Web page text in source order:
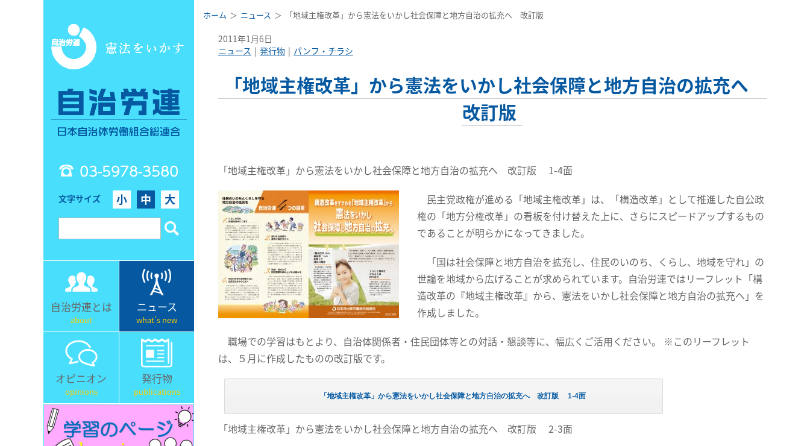
03-5978-3580
文字サイズ 小 中 大
自治労連とは
about
ニュース
what's new
オピニオン
opinions
発行物
publications
ホーム ニュース 「地域主権改革」から憲法をいかし社会保障と地方自治の拡充へ 改訂版
2011年1月6日
ニュース
発行物 パンフ・チラシ
「地域主権改革」から憲法をいかし社会保障と地方自治の拡充へ
改訂版
「地域主権改革」から憲法をいかし社会保障と地方自治の拡充へ 改訂版 1-4面
民主党政権が進める「地域主権改革」は、「構造改革」として推進した自公政
権の「地方分権改革」の看板を付け替えた上に、さらにスピードアップするもの
であることが明らかになってきました。
「国は社会保障と地方自治を拡充し、住民のいのち、くらし、地域を守れ」の
世論を地域から広げることが求められています。自治労連ではリーフレット「構
造改革の『地域主権改革』から、憲法をいかし社会保障と地方自治の拡充へ」を
作成しました。
職場での学習はもとより、自治体関係者・住民団体等との対話・懇談等に、幅広くご活用ください。 ※このリーフレット
は、５月に作成したものの改訂版です。
「地域主権改革」から憲法をいかし社会保障と地方自治の拡充へ 改訂版 1-4面
「地域主権改革」から憲法をいかし社会保障と地方自治の拡充へ 改訂版 2-3面